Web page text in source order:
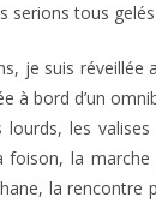
serions tous
je suis réveillée
à bord d’un
lourds, les
la
la